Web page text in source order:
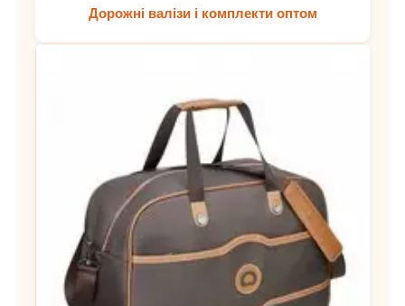
Дорожні валізи і комплекти оптом